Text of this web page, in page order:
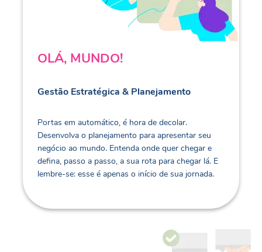
OLÁ, MUNDO!
Gestão Estratégica & Planejamento
Portas em automático, é hora de decolar.
Desenvolva o planejamento para apresentar seu
negócio ao mundo. Entenda onde quer chegar e
defina, passo a passo, a sua rota para chegar lá. E
lembre-se: esse é apenas o início de sua jornada.